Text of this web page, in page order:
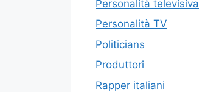
Personalità televisiva
Personalità TV
Politicians
Produttori
Rapper italiani